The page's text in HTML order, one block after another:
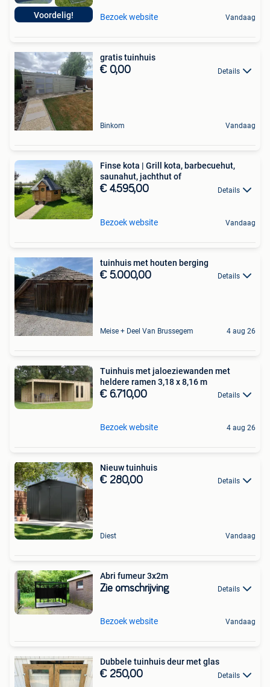
Voordelig! Bezoek website Vandaag
gratis tuinhuis
€ 0,00 Details
Binkom Vandaag
Finse kota | Grill kota, barbecuehut,
saunahut, jachthut of
€ 4.595,00 Details
Bezoek website Vandaag
tuinhuis met houten berging
€ 5.000,00 Details
Meise + Deel Van Brussegem 4 aug 26
Tuinhuis met jaloeziewanden met
heldere ramen 3,18 x 8,16 m
€ 6.710,00 Details
Bezoek website 4 aug 26
Nieuw tuinhuis
€ 280,00 Details
Diest Vandaag
Abri fumeur 3x2m
Zie omschrijving Details
Bezoek website Vandaag
Dubbele tuinhuis deur met glas
€ 250,00 Details